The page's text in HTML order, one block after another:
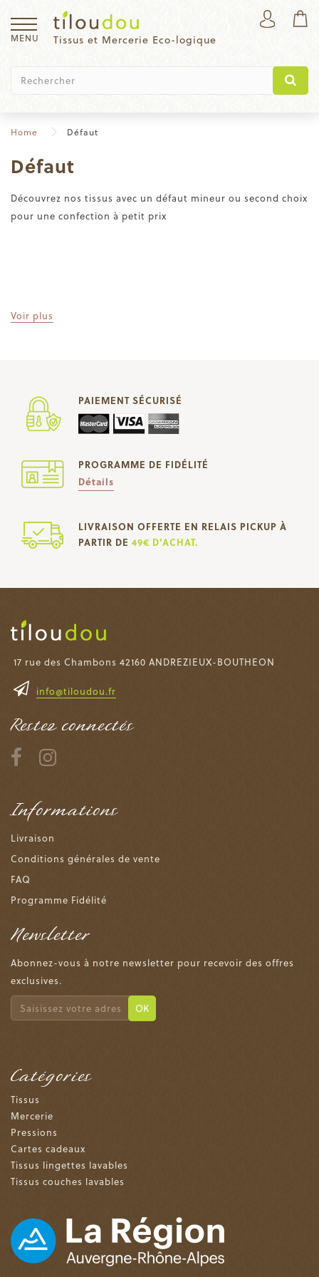
Tissus et Mercerie Eco-logique
MENU
Home Défaut
Défaut
Découvrez nos tissus avec un défaut mineur ou second choix
pour une confection à petit prix
Voir plus
PAIEMENT SÉCURISÉ
PROGRAMME DE FIDÉLITÉ
Détails
LIVRAISON OFFERTE EN RELAIS PICKUP À
PARTIR DE 49€ D'ACHAT.
17 rue des Chambons 42160 ANDREZIEUX-BOUTHEON
info@tiloudou.fr
Restez connectés
Informations
Livraison
Conditions générales de vente
FAQ
Programme Fidélité
Newsletter
Abonnez-vous à notre newsletter pour recevoir des offres
exclusives.
OK
Catégories
Tissus
Mercerie
Pressions
Cartes cadeaux
Tissus lingettes lavables
Tissus couches lavables